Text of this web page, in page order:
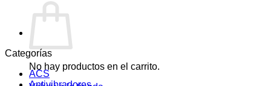
No hay productos en el carrito.
Categorías
ACS